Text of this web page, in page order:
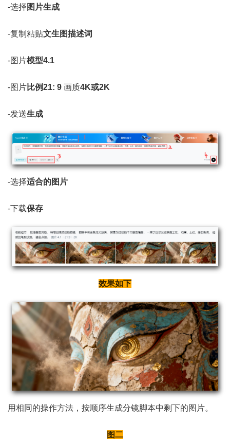
-选择 图片生成
-复制粘贴文生图描述词
-图片模型4.1
-图片比例21: 9 画质4K或2K
-发送生成
-选择适合的图片
-下载保存
效果如下
用相同的操作方法，按顺序生成分镜脚本中剩下的图片。
图二